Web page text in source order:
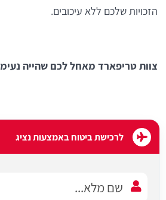
הזכויות שלכם ללא עיכובים.
צוות טריפארד מאחל לכם שהייה
לרכישת ביטוח באמצעות נציג